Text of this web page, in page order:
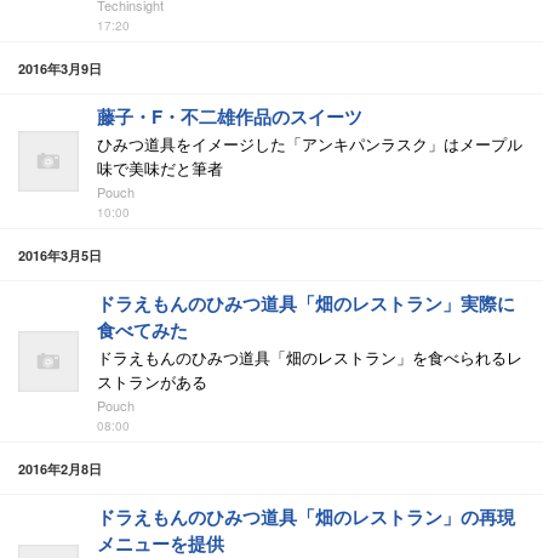
Techinsight
17:20
2016年3月9日
藤子・F・不二雄作品のスイーツ
ひみつ道具をイメージした「アンキパンラスク」はメープル
味で美味だと筆者
Pouch
10:00
2016年3月5日
ドラえもんのひみつ道具「畑のレストラン」実際に
食べてみた
ドラえもんのひみつ道具「畑のレストラン」を食べられるレ
ストランがある
Pouch
08:00
2016年2月8日
ドラえもんのひみつ道具「畑のレストラン」の再現
メニューを提供